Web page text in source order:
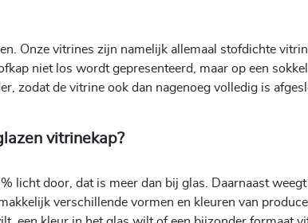
Onze vitrines zijn namelijk allemaal stofdichte
niet los wordt gepresenteerd, maar op een
zodat de vitrine ook dan nagenoeg volledig is
vitrinekap?
licht door, dat is meer dan bij glas. Daarnaast
verschillende vormen en kleuren van